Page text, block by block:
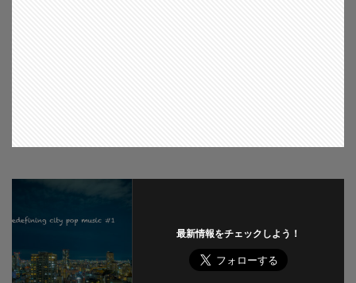
最新情報をチェックしよう！